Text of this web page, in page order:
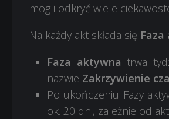
mogli odkryć wiele
Na każdy akt składa się
Faza aktywna trwa
nazwie Zakrzywienie
Po ukończeniu Fazy
ok. 20 dni, zależnie od